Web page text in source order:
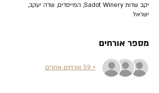
יקב שדות Sadot Winery, המייסדים, שדה יעקב,
ישראל
מספר אורחים
+ 59 אורחים אחרים